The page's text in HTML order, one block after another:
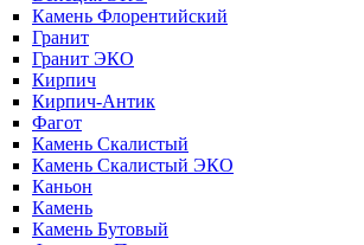
Камень Флорентийский
Гранит
Гранит ЭКО
Кирпич
Кирпич-Антик
Фагот
Камень Скалистый
Камень Скалистый ЭКО
Каньон
Камень
Камень Бутовый